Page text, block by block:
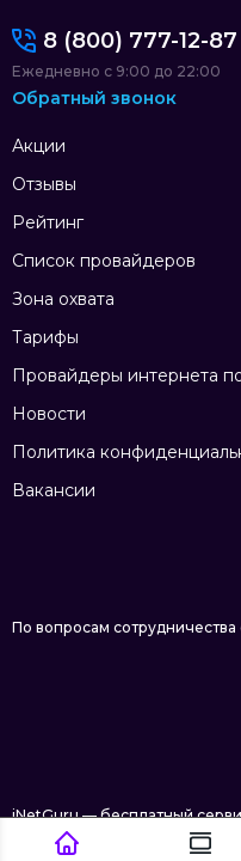
Акции
Отзывы
Рейтинг
Список провайдеров
Зона охвата
Тарифы
Провайдеры интернета
Новости
Политика
Вакансии
8 (800) 777-12-87
Ежедневно с 9:00 до 22:00
Обратный звонок
По вопросам
iNetGuru — бесплатный
в Салехарде © 2026